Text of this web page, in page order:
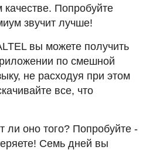
Попробуйте
звучит лучше!
вы можете получить
по смешной
не расходуя при этом
все, что
ли оно того? Попробуйте -
Семь дней вы